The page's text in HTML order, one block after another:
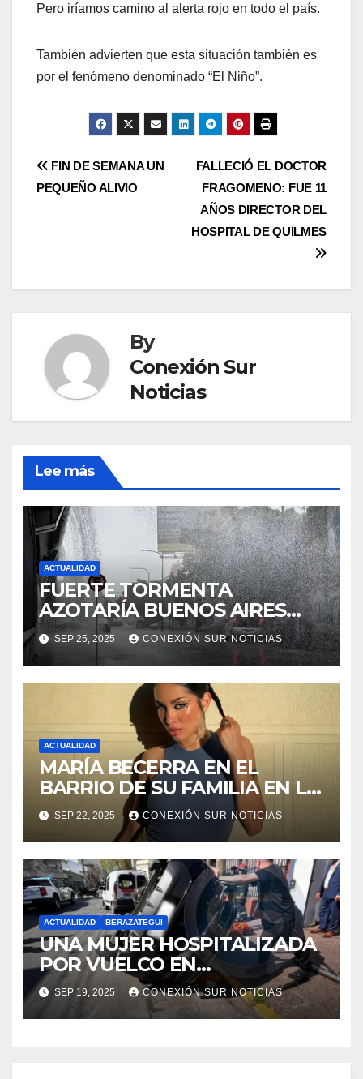
Pero iríamos camino al alerta rojo en todo el país.
También advierten que esta situación también es
por el fenómeno denominado “El Niño”.
Post
navigation
FALLECIÓ EL DOCTOR
FRAGOMENO: FUE 11
AÑOS DIRECTOR DEL
HOSPITAL DE QUILMES
FIN DE SEMANA UN
PEQUEÑO ALIVIO
By
Conexión Sur
Noticias
Lee más
ACTUALIDAD
FUERTE TORMENTA
AZOTARÍA BUENOS AIRES
ESTE FIN DE SEMANA
SEP 25, 2025 CONEXIÓN SUR NOTICIAS
ACTUALIDAD
MARÍA BECERRA EN EL
BARRIO DE SU FAMILIA EN LA
PLATA
SEP 22, 2025 CONEXIÓN SUR NOTICIAS
ACTUALIDAD BERAZATEGUI
UNA MUJER HOSPITALIZADA
POR VUELCO EN
BERAZATEGUI: 11 E/148 Y 149
SEP 19, 2025 CONEXIÓN SUR NOTICIAS